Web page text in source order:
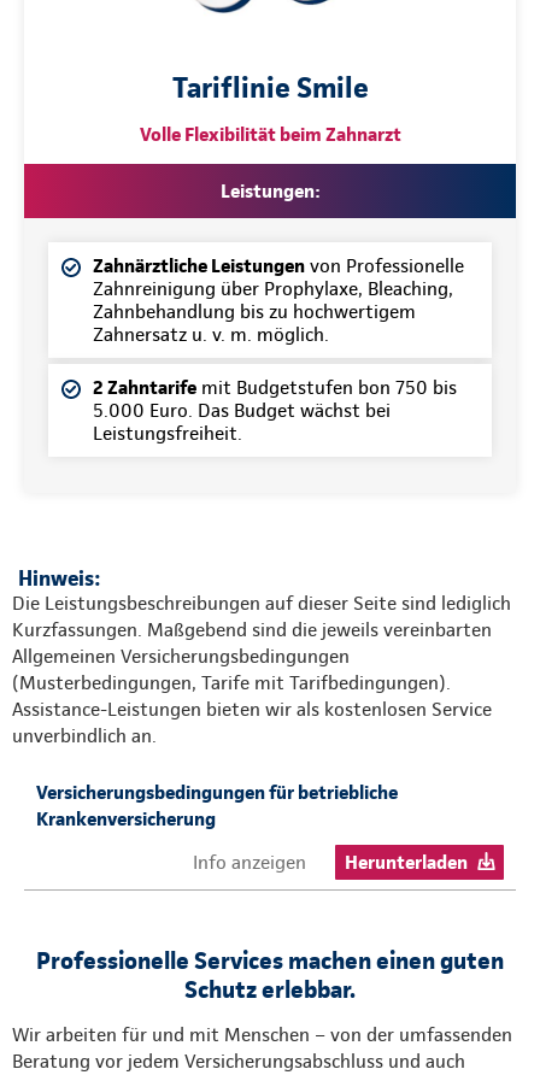
Tariflinie Smile
Volle Flexibilität beim Zahnarzt
Leistungen:
Zahnärztliche Leistungen von Professionelle
Zahnreinigung über Prophylaxe, Bleaching,
Zahnbehandlung bis zu hochwertigem
Zahnersatz u. v. m. möglich.
2 Zahntarife mit Budgetstufen bon 750 bis
5.000 Euro. Das Budget wächst bei
Leistungsfreiheit.
Hinweis:
Die Leistungsbeschreibungen auf dieser Seite sind lediglich
Kurzfassungen. Maßgebend sind die jeweils vereinbarten
Allgemeinen Versicherungsbedingungen
(Musterbedingungen, Tarife mit Tarifbedingungen).
Assistance-Leistungen bieten wir als kostenlosen Service
unverbindlich an.
Versicherungsbedingungen für betriebliche
Krankenversicherung
Info anzeigen
Herunterladen
Professionelle Services machen einen guten
Schutz erlebbar.
Wir arbeiten für und mit Menschen – von der umfassenden
Beratung vor jedem Versicherungsabschluss und auch